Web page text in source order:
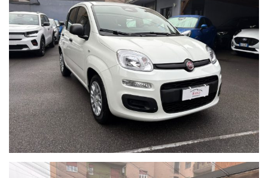
passaggio di proprietà.
Blocca subito la tua auto o richiedi informazioni senza
impegno:
02 89617387
venditabrasca@gmail.com
Agisci ora: le migliori occasioni sono le prime ad andare via.
Allestimento con i seguenti optional:
Sensori di Parcheggio Posteriori
Operiamo nel mercato automotive da più di 65 anni con la
massima serietà e dedizione al cliente. Tutte le nostre vetture